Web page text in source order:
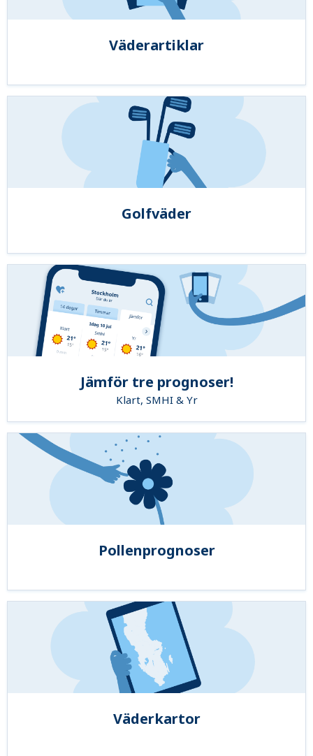
Väderartiklar
Golfväder
Jämför tre prognoser!
Klart, SMHI & Yr
Pollenprognoser
Väderkartor